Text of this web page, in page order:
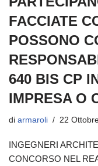
FACCIATE
POSSONO
640 BIS CP
IMPRESA O
di armaroli 22
INGEGNERI
CONCORSO NEL